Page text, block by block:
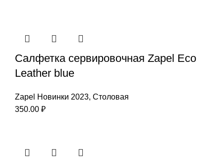
Салфетка сервировочная Zapel Eco
Leather blue
Zapel Новинки 2023, Столовая
350.00 ₽